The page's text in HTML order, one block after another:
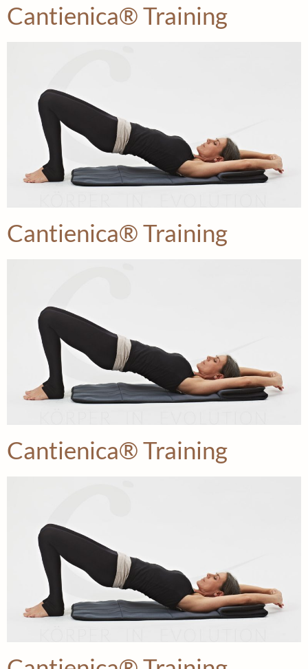
Cantienica® Training
Cantienica® Training
Cantienica® Training